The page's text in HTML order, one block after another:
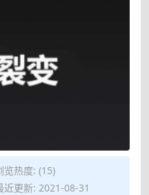
览热度: (15)
近更新: 2021-08-31